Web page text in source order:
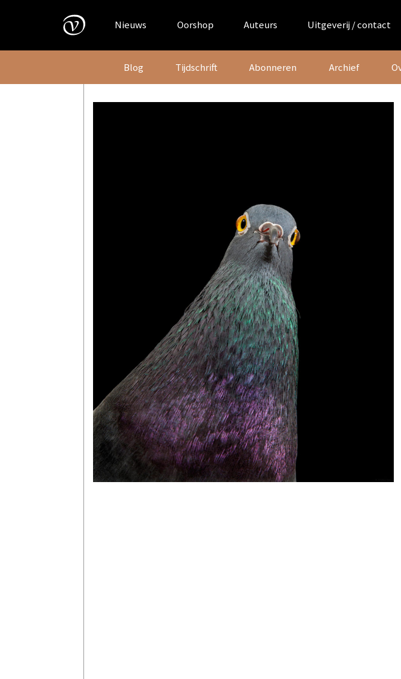
Nieuws Oorshop Auteurs Uitgeverij / contact
Blog Tijdschrift Abonneren Archief